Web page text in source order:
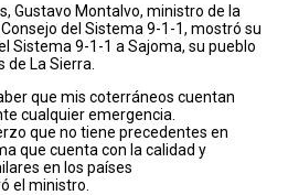
Gustavo Montalvo, ministro de la
del Sistema 9-1-1, mostró su
Sistema 9-1-1 a Sajoma, su pueblo
La Sierra.
que mis coterráneos cuentan
cualquier emergencia.
que no tiene precedentes en
que cuenta con la calidad y
en los países
el ministro.